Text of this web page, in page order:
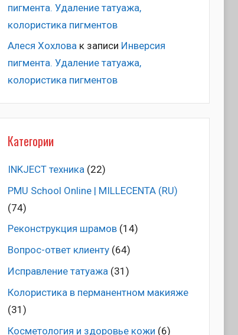
пигмента. Удаление татуажа,
колористика пигментов
Алеся Хохловак записи Инверсия
пигмента. Удаление татуажа,
колористика пигментов
Категории
INKJECT техника (22)
PMU School Online | MILLECENTA (RU)
(74)
Pеконструкция шрамов(14)
Вопрос-ответ клиенту(64)
Исправление татуажа (31)
Колористика в перманентном макияже
(31)
Косметология и здоровье кожи (6)